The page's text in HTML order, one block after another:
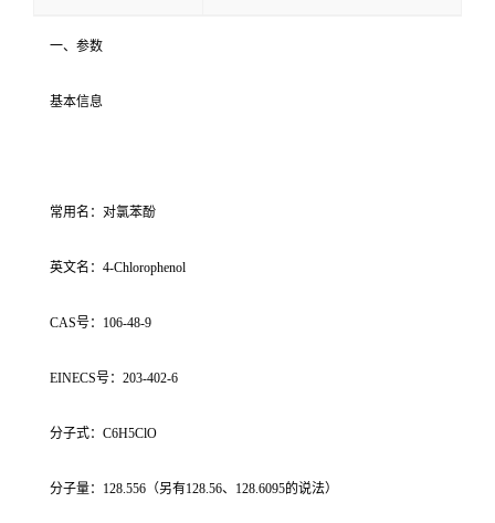
一、参数
基本信息
常用名：对氯苯酚
英文名：4-Chlorophenol
CAS号：106-48-9
EINECS号：203-402-6
分子式：C6H5ClO
分子量：128.556（另有128.56、128.6095的说法）